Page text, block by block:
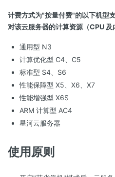
计费方式为"按量付费"的以下机型
对该云服务器的计算资源（CPU 及
通用型 N3
计算优化型 C4、C5
标准型 S4、S6
性能保障型 X5、X6、X7
性能增强型 X6S
ARM 计算型 AC4
星河云服务器
使用原则